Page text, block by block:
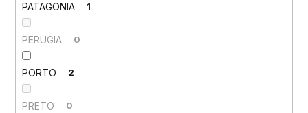
PATAGONIA 1
PERUGIA 0
PORTO 2
PRETO 0